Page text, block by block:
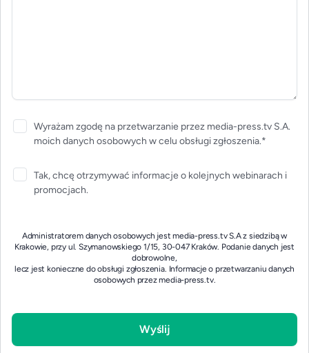
Wyrażam zgodę na przetwarzanie przez media-press.tv S.A.
moich danych osobowych w celu obsługi zgłoszenia.*
Tak, chcę otrzymywać informacje o kolejnych webinarach i
promocjach.
Administratorem danych osobowych jest media-press.tv S.A z siedzibą w
Krakowie, przy ul. Szymanowskiego 1/15, 30-047 Kraków. Podanie danych jest
dobrowolne,
lecz jest konieczne do obsługi zgłoszenia. Informacje o przetwarzaniu danych
osobowych przez media-press.tv.